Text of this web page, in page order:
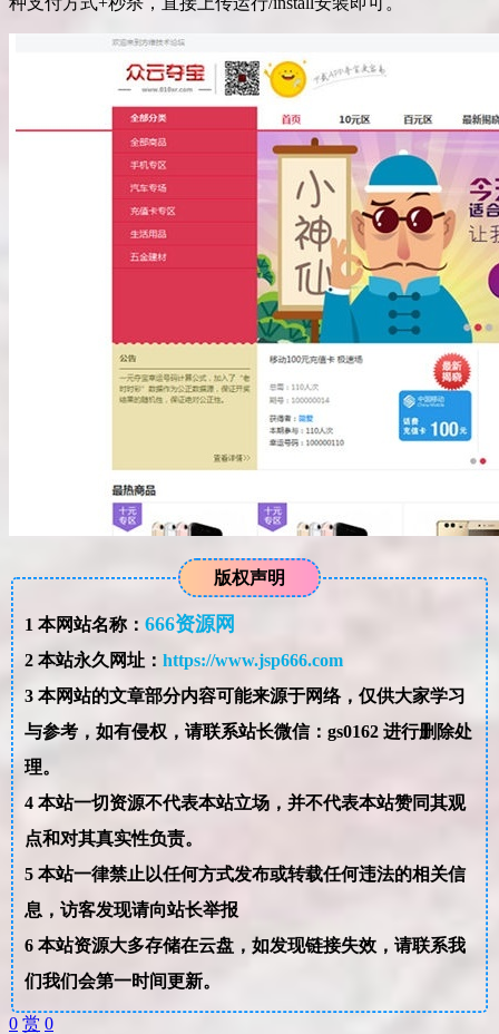
版权声明
1 本网站名称： 666资源网
2本站永久网址： https://www.jsp666.com
3本网站的文章部分内容可能来源于网络，仅供大家学习
与参考，如有侵权，请联系站长微信：gs0162 进行删除处
理。
4本站一切资源不代表本站立场，并不代表本站赞同其观
点和对其真实性负责。
5本站一律禁止以任何方式发布或转载任何违法的相关信
息，访客发现请向站长举报
6本站资源大多存储在云盘，如发现链接失效，请联系我
们我们会第一时间更新。
0 赏 0